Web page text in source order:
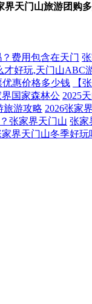
界天门山旅游团购
费用包含在天门
才好玩,天门山ABC
惠价格多少钱
【
国家森林公 2025
旅游攻略 2026张家
张家界天门山 张家
家界天门山冬季好玩